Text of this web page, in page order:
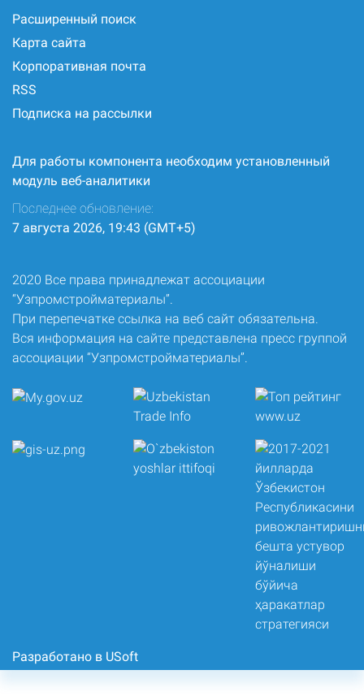
Расширенный поиск
Карта сайта
Корпоративная почта
RSS
Подписка на рассылки
Для работы компонента необходим установленный
модуль веб-аналитики
Последнее обновление:
7 августа 2026, 19:43 (GMT+5)
2020 Все права принадлежат ассоциации
“Узпромстройматериалы”.
При перепечатке ссылка на веб сайт обязательна.
Вся информация на сайте представлена пресс группой
ассоциации “Узпромстройматериалы”.
Разработано в USoft